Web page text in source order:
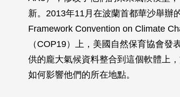
新。2013年11月在波蘭首都華沙舉辦
Framework Convention on Climate
（COP19）上，美國自然保育協會
供的龐大氣候資料整合到這個軟體上
如何影響他們的所在地點。